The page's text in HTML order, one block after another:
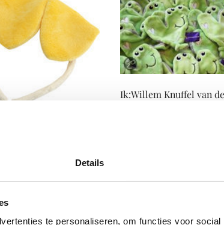
Details
te personaliseren, om functies voor
Ik:Willem Knuffel van